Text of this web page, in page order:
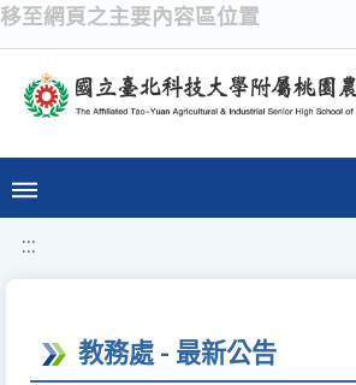
移至網頁之主要內容區位置
:::
教務處 - 最新公告